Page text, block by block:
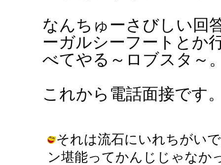
なんちゅーさびしい回
ーガルシーフートとか
べてやる～ロブスタ～
これから電話面接です
それは流石にいれちがい
ン堪能ってかんじじゃなか